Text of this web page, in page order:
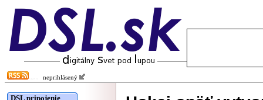
neprihlásený
DSL pripojenie